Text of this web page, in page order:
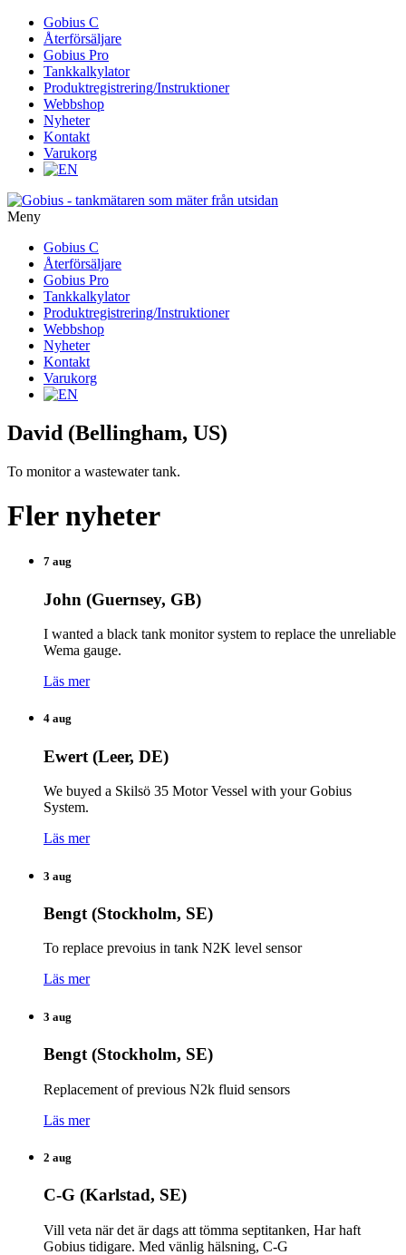
vidare
innehåll
Gobius C
Återförsäljare
Gobius Pro
Tankkalkylator
Produktregistrering/Instruktioner
Webbshop
Nyheter
Kontakt
Varukorg
Meny
vidare
innehåll
Gobius C
Återförsäljare
Gobius Pro
Tankkalkylator
Produktregistrering/Instruktioner
Webbshop
Nyheter
Kontakt
Varukorg
David (Bellingham, US)
To monitor a wastewater tank.
Fler nyheter
7 aug
John (Guernsey, GB)
I wanted a black tank monitor system to replace the unreliable
Wema gauge.
Läs mer
4 aug
Ewert (Leer, DE)
We buyed a Skilsö 35 Motor Vessel with your Gobius
System.
Läs mer
3 aug
Bengt (Stockholm, SE)
To replace prevoius in tank N2K level sensor
Läs mer
3 aug
Bengt (Stockholm, SE)
Replacement of previous N2k fluid sensors
Läs mer
2 aug
C-G (Karlstad, SE)
Vill veta när det är dags att tömma septitanken, Har haft
Gobius tidigare. Med vänlig hälsning, C-G